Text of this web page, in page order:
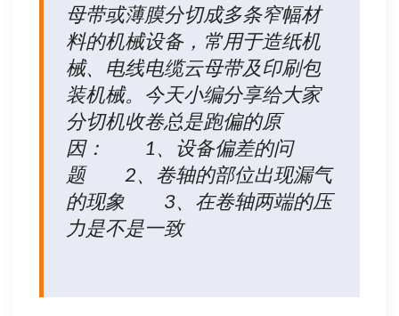
母带或薄膜分切成多条窄幅材
料的机械设备，常用于造纸机
械、电线电缆云母带及印刷包
装机械。今天小编分享给大家
分切机收卷总是跑偏的原
因： 1、设备偏差的问
题 2、卷轴的部位出现漏气
的现象 3、在卷轴两端的压
力是不是一致